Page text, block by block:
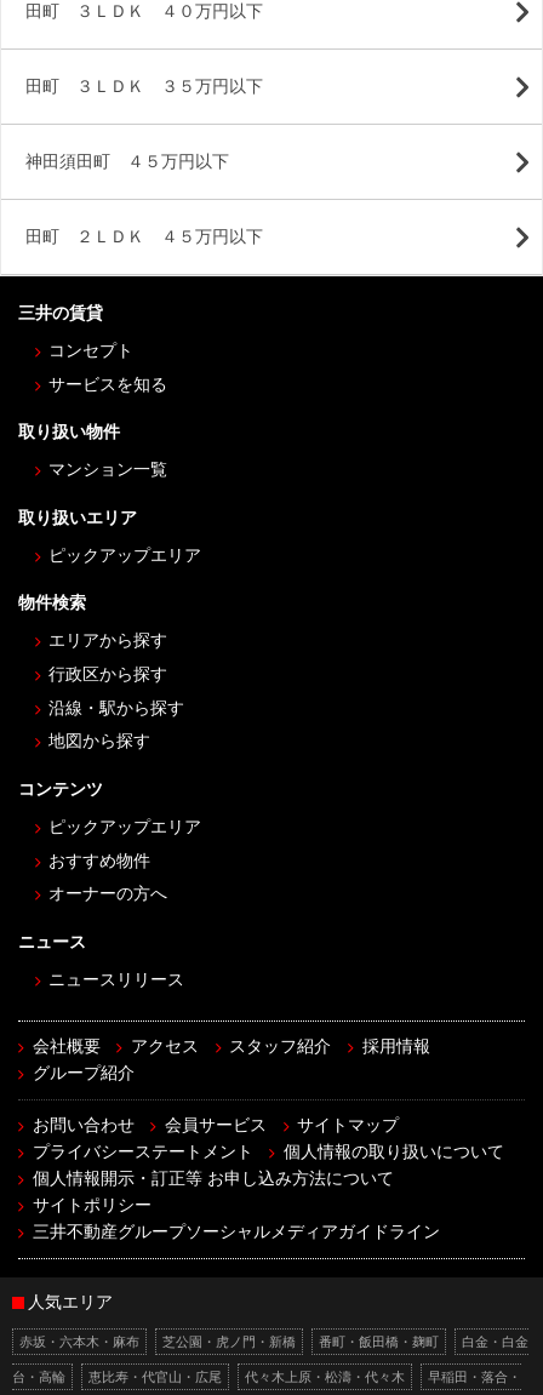
田町 ３ＬＤＫ ４０万円以下
田町 ３ＬＤＫ ３５万円以下
神田須田町 ４５万円以下
田町 ２ＬＤＫ ４５万円以下
三井の賃貸
コンセプト
サービスを知る
取り扱い物件
マンション一覧
取り扱いエリア
ピックアップエリア
物件検索
エリアから探す
行政区から探す
沿線・駅から探す
地図から探す
コンテンツ
ピックアップエリア
おすすめ物件
オーナーの方へ
ニュース
ニュースリリース
会社概要 アクセス スタッフ紹介
採用情報
グループ紹介
お問い合わせ 会員サービス
サイトマップ
プライバシーステートメント
個人情報の取り扱いについて
個人情報開示・訂正等 お申し込み方法について
サイトポリシー
三井不動産グループソーシャルメディアガイドライン
人気エリア
赤坂・六本木・麻布 芝公園・虎ノ門・新橋 番町・飯田橋・麹町 白金・白金
台・高輪 恵比寿・代官山・広尾 代々木上原・松濤・代々木 早稲田・落合・